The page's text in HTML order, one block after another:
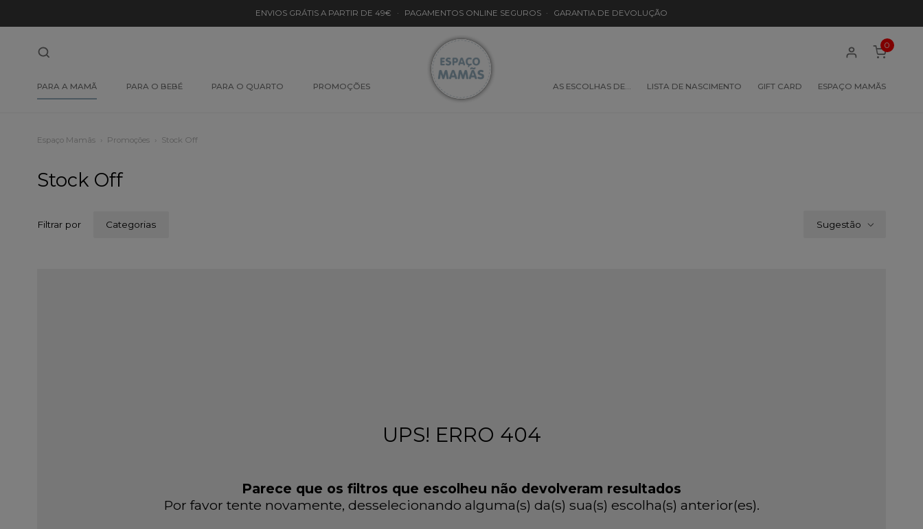
ENVIOS GRÁTIS A PARTIR DE 49€ · PAGAMENTOS ONLINE SEGUROS · GARANTIA DE DEVOLUÇÃO
PARA A MAMÃ PARA O BEBÉ PARA O QUARTO PROMOÇÕES AS ESCOLHAS DE… LISTA DE NASCIMENTO GIFT CARD ESPAÇO MAMÃS
0
Espaço Mamãs Promoções Stock Off
Stock Off
Filtrar por Categorias Sugestão
UPS! ERRO 404
Parece que os filtros que escolheu não devolveram resultados
Por favor tente novamente, desselecionando alguma(s) da(s) sua(s) escolha(s) anterior(es).